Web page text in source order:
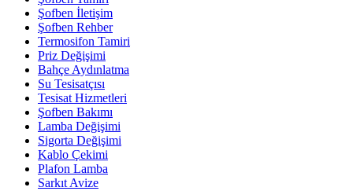
Şofben İletişim
Şofben Rehber
Termosifon Tamiri
Priz Değişimi
Bahçe Aydınlatma
Su Tesisatçısı
Tesisat Hizmetleri
Şofben Bakımı
Lamba Değişimi
Sigorta Değişimi
Kablo Çekimi
Plafon Lamba
Sarkıt Avize